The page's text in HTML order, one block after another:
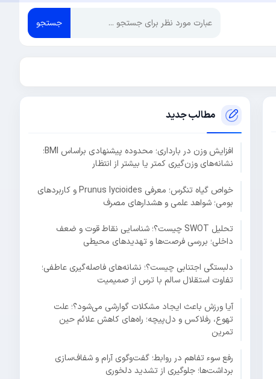
جستجو
مطالب جدید
افزایش وزن در بارداری؛ محدوده پیشنهادی براساس BMI؛
نشانه‌های وزن‌گیری کمتر یا بیشتر از انتظار
خواص گیاه تنگرس؛ معرفی Prunus lycioides و کاربردهای
بومی؛ شواهد علمی و هشدارهای مصرف
تحلیل SWOT چیست؟؛ شناسایی نقاط قوت و ضعف
داخلی؛ بررسی فرصت‌ها و تهدیدهای محیطی
دلبستگی اجتنابی چیست؟؛ نشانه‌های فاصله‌گیری عاطفی؛
تفاوت استقلال سالم با ترس از صمیمیت
آیا ورزش باعث ایجاد مشکلات گوارشی می‌شود؟؛ علت
تهوع، رفلاکس و دل‌پیچه؛ راه‌های کاهش علائم حین
تمرین
رفع سوء تفاهم در روابط؛ گفت‌وگوی آرام و شفاف‌سازی
برداشت‌ها؛ جلوگیری از تشدید دلخوری